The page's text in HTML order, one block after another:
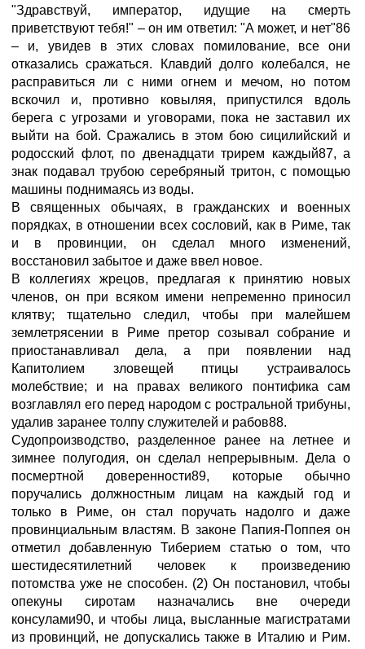
"Здравствуй, император, идущие на смерть
приветствуют тебя!" – он им ответил: "А может, и нет"86
– и, увидев в этих словах помилование, все они
отказались сражаться. Клавдий долго колебался, не
расправиться ли с ними огнем и мечом, но потом
вскочил и, противно ковыляя, припустился вдоль
берега с угрозами и уговорами, пока не заставил их
выйти на бой. Сражались в этом бою сицилийский и
родосский флот, по двенадцати трирем каждый87, а
знак подавал трубою серебряный тритон, с помощью
машины поднимаясь из воды.
В священных обычаях, в гражданских и военных
порядках, в отношении всех сословий, как в Риме, так
и в провинции, он сделал много изменений,
восстановил забытое и даже ввел новое.
В коллегиях жрецов, предлагая к принятию новых
членов, он при всяком имени непременно приносил
клятву; тщательно следил, чтобы при малейшем
землетрясении в Риме претор созывал собрание и
приостанавливал дела, а при появлении над
Капитолием зловещей птицы устраивалось
молебствие; и на правах великого понтифика сам
возглавлял его перед народом с ростральной трибуны,
удалив заранее толпу служителей и рабов88.
Судопроизводство, разделенное ранее на летнее и
зимнее полугодия, он сделал непрерывным. Дела о
посмертной доверенности89, которые обычно
поручались должностным лицам на каждый год и
только в Риме, он стал поручать надолго и даже
провинциальным властям. В законе Папия-Поппея он
отметил добавленную Тиберием статью о том, что
шестидесятилетний человек к произведению
потомства уже не способен. (2) Он постановил, чтобы
опекуны сиротам назначались вне очереди
консулами90, и чтобы лица, высланные магистратами
из провинций, не допускались также в Италию и Рим.